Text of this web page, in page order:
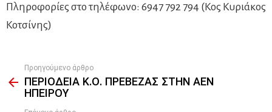
Πληροφορίες στο τηλέφωνο: 6947 792 794 (Κος Κυριάκος
Κοτσίνης)
more
Προηγούμενο άρθρο
ΠΕΡΙΟΔΕΙΑ Κ.Ο. ΠΡΕΒΕΖΑΣ ΣΤΗΝ ΑΕΝ
ΗΠΕΙΡΟΥ